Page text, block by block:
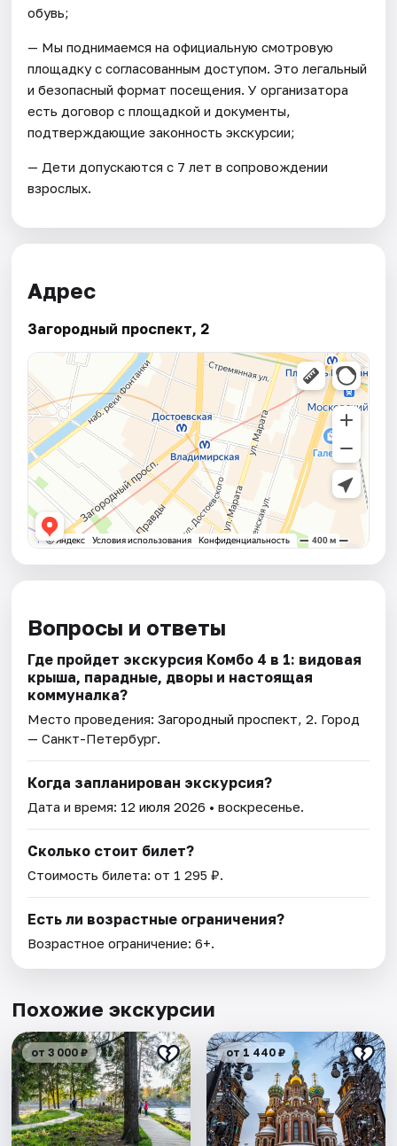
обувь;
— Мы поднимаемся на официальную смотровую
площадку с согласованным доступом. Это легальный
и безопасный формат посещения. У организатора
есть договор с площадкой и документы,
подтверждающие законность экскурсии;
— Дети допускаются с 7 лет в сопровождении
взрослых.
Адрес
Загородный проспект, 2
Вопросы и ответы
Где пройдет экскурсия Комбо 4 в 1: видовая
крыша, парадные, дворы и настоящая
коммуналка?
Место проведения:Загородный проспект, 2. Город
— Санкт-Петербург.
Когда запланирован экскурсия?
Дата и время: 12 июля 2026 • воскресенье.
Сколько стоит билет?
Стоимость билета: от 1 295 ₽.
Есть ли возрастные ограничения?
Возрастное ограничение: 6+.
Похожие экскурсии
от 3 000 ₽ от 1 440 ₽